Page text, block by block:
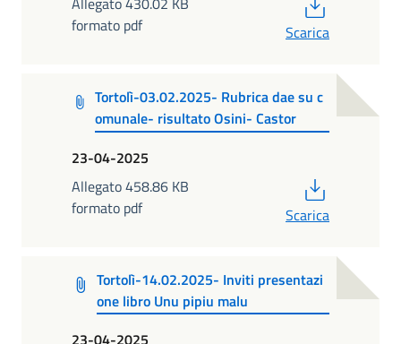
formato pdf
Scarica
Tortolì-03.02.2025- Rubrica dae su c
omunale- risultato Osini- Castor
23-04-2025
Allegato 458.86 KB
formato pdf
Scarica
Tortolì-14.02.2025- Inviti presentazi
one libro Unu pipiu malu